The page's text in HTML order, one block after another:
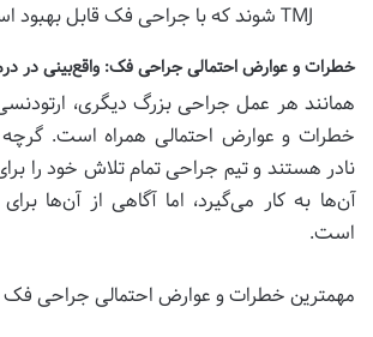
TMJ شوند که با جراحی فک قابل بهبود است.
خطرات و عوارض احتمالی جراحی فک: واقع‌بینی در
همانند هر عمل جراحی بزرگ دیگری،
خطرات و عوارض احتمالی همراه است. گرچه
نادر هستند و تیم جراحی تمام تلاش خود را
آن‌ها به کار می‌گیرد، اما آگاهی از آن‌ها
است.
مهمترین خطرات و عوارض احتمالی جراحی فک